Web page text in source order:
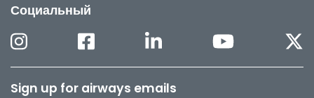
Социальный
Sign up for airways emails